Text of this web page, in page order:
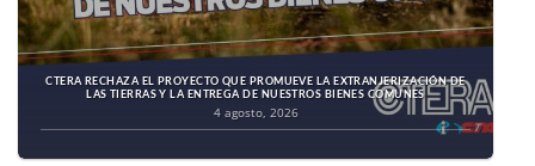
CTERA RECHAZA EL PROYECTO QUE PROMUEVE LA EXTRANJERIZACIÓN DE
LAS TIERRAS Y LA ENTREGA DE NUESTROS BIENES COMUNES
4 agosto, 2026